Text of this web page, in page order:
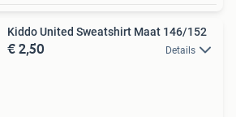
Kiddo United Sweatshirt Maat 146/152
€ 2,50 Details